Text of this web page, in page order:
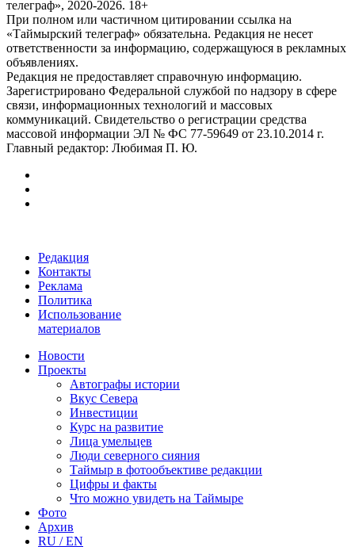
телеграф», 2020-2026. 18+
При полном или частичном цитировании ссылка на
«Таймырский телеграф» обязательна. Редакция не несет
ответственности за информацию, содержащуюся в рекламных
объявлениях.
Редакция не предоставляет справочную информацию.
Зарегистрировано Федеральной службой по надзору в сфере
связи, информационных технологий и массовых
коммуникаций. Свидетельство о регистрации средства
массовой информации ЭЛ № ФС 77-59649 от 23.10.2014 г.
Главный редактор: Любимая П. Ю.
Редакция
Контакты
Реклама
Политика
Использование
материалов
Новости
Проекты
Автографы истории
Вкус Севера
Инвестиции
Курс на развитие
Лица умельцев
Люди северного сияния
Таймыр в фотообъективе редакции
Цифры и факты
Что можно увидеть на Таймыре
Фото
Архив
RU / EN